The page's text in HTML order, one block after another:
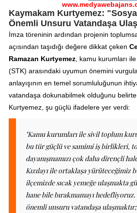
Kaymakam Kurtyemez:
Önemli Unsuru Vatandaşa
İmza töreninin ardından projenin
açısından taşıdığı değere dikkat çeken
Ramazan Kurtyemez, kamu kurumları
(STK) arasındaki uyumun önemini
anlayışının en temel sorumluluğunun
vatandaşa dokunabilmek olduğunu
Kurtyemez, şu güçlü ifadelere yer verdi:
"Kamu kurumları ile sivil toplum
bu tür güçlü ve samimi iş birlikleri,
dayanışmamızı çok daha dirençli
Kızılayı ile ortaklaşa yürüteceğimiz
ilçemizde sıcak yemeğe ulaşmakta
hane bile bırakmamayı
önemli unsuru vatandaşa